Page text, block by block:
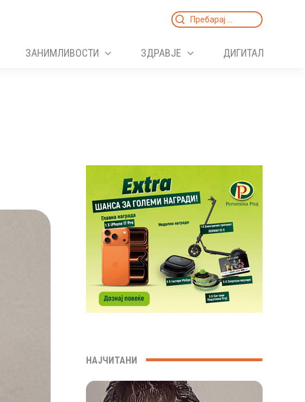
Search
ЗАНИМЛИВОСТИ ЗДРАВЈЕ ДИГИТАЛ
НАЈЧИТАНИ